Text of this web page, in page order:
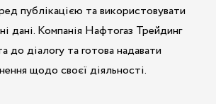
публікацією та використовувати
дані. Компанія Нафтогаз Трейдинг
до діалогу та готова надавати
щодо своєї діяльності.